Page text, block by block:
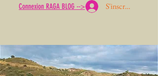
Connexion RAGA BLOG --> S'inscrire ou Se